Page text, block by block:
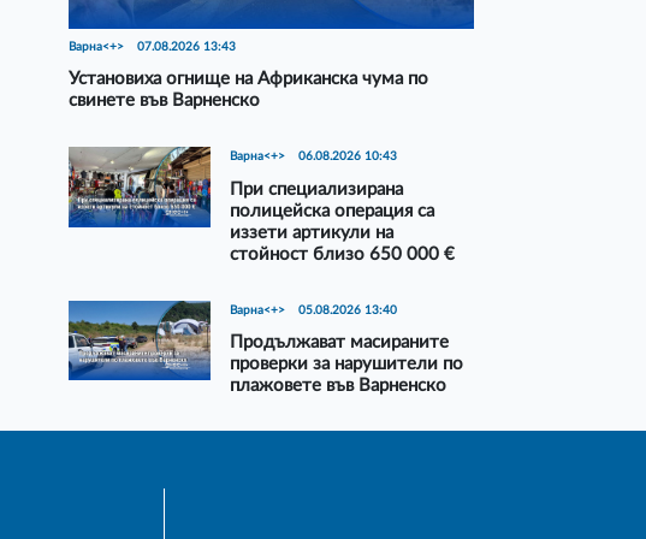
Варна<+> 07.08.2026 13:43
Установиха огнище на Африканска чума по
свинете във Варненско
Варна<+> 06.08.2026 10:43
При специализирана
полицейска операция са
иззети артикули на
стойност близо 650 000 €
Варна<+> 05.08.2026 13:40
Продължават масираните
проверки за нарушители по
плажовете във Варненско